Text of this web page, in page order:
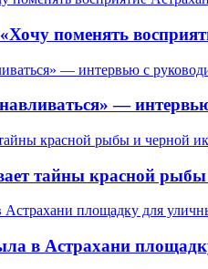
поменять
—
тайны красной рыбы
в Астрахани